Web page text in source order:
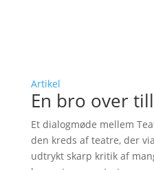
Artikel
En bro over
Et dialogmøde mellem
den kreds af teatre, der
udtrykt skarp kritik af